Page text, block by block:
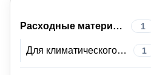
Расходные материалы 1
Для климатического оборудования 1